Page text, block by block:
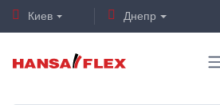
Киев Днепр